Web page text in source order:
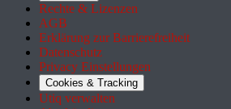
Rechte & Lizenzen
AGB
Erklärung zur Barrierefreiheit
Datenschutz
Privacy Einstellungen
Cookies & Tracking
Utiq verwalten